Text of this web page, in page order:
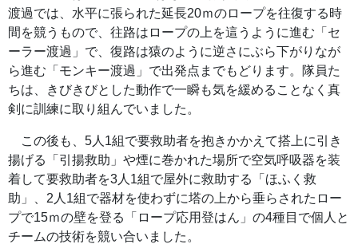
渡過では、水平に張られた延長20ｍのロープを往復する時
間を競うもので、往路はロープの上を這うように進む「セ
ーラー渡過」で、復路は猿のように逆さにぶら下がりなが
ら進む「モンキー渡過」で出発点までもどります。隊員た
ちは、きびきびとした動作で一瞬も気を緩めることなく真
剣に訓練に取り組んでいました。
この後も、5人1組で要救助者を抱きかかえて搭上に引き
揚げる「引揚救助」や煙に巻かれた場所で空気呼吸器を装
着して要救助者を3人1組で屋外に救助する「ほふく救
助」、2人1組で器材を使わずに塔の上から垂らされたロー
プで15ｍの壁を登る「ロープ応用登はん」の4種目で個人と
チームの技術を競い合いました。